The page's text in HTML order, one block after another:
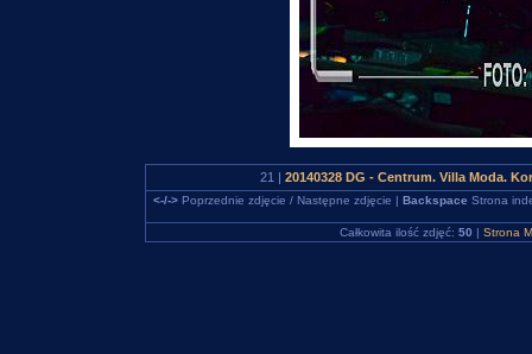
21 | 20140328 DG - Centrum. Villa Moda.
<-/->Poprzednie zdjęcie / Następne zdjęcie | Backspace Strona
Całkowita ilość zdjęć: 50 | Strona